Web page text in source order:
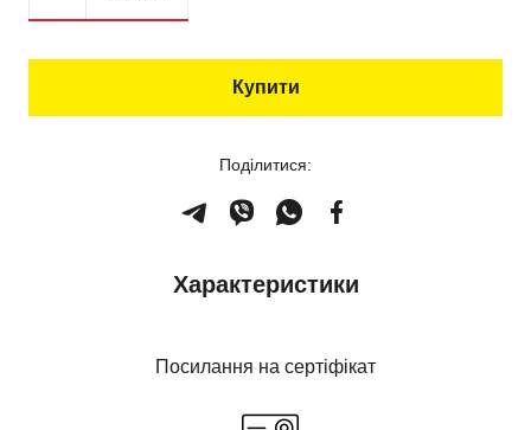
Купити
Поділитися:
Характеристики
Посилання на сертіфікат